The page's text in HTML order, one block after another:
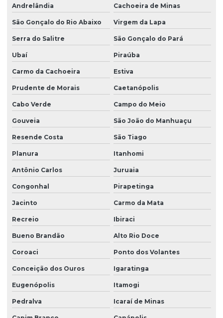
Andrelândia Cachoeira de Minas
São Gonçalo do Rio Abaixo Virgem da Lapa
Serra do Salitre São Gonçalo do Pará
Ubaí Piraúba
Carmo da Cachoeira Estiva
Prudente de Morais Caetanópolis
Cabo Verde Campo do Meio
Gouveia São João do Manhuaçu
Resende Costa São Tiago
Planura Itanhomi
Antônio Carlos Juruaia
Congonhal Pirapetinga
Jacinto Carmo da Mata
Recreio Ibiraci
Bueno Brandão Alto Rio Doce
Coroaci Ponto dos Volantes
Conceição dos Ouros Igaratinga
Eugenópolis Itamogi
Pedralva Icaraí de Minas